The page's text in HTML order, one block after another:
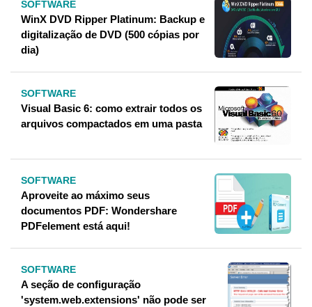
SOFTWARE
WinX DVD Ripper Platinum: Backup e
digitalização de DVD (500 cópias por
dia)
SOFTWARE
Visual Basic 6: como extrair todos os
arquivos compactados em uma pasta
SOFTWARE
Aproveite ao máximo seus
documentos PDF: Wondershare
PDFelement está aqui!
SOFTWARE
A seção de configuração
'system.web.extensions' não pode ser